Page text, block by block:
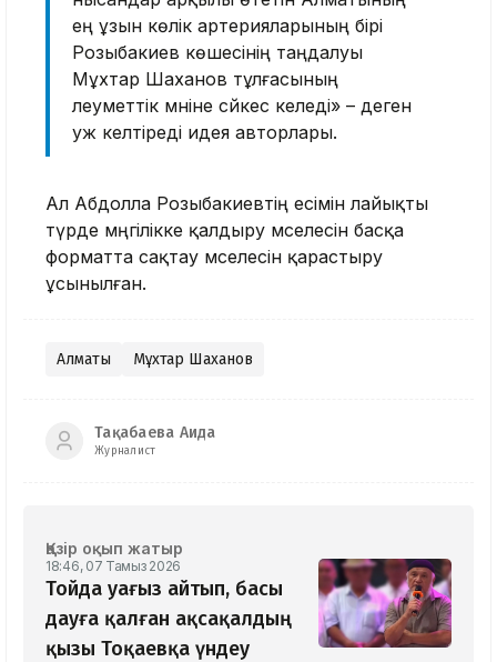
ең ұзын көлік артерияларының бірі
Розыбакиев көшесінің таңдалуы
Мұхтар Шаханов тұлғасының
әлеуметтік мәніне сәйкес келеді» – деген
уәж келтіреді идея авторлары.
Ал Абдолла Розыбакиевтің есімін лайықты
түрде мәңгілікке қалдыру мәселесін басқа
форматта сақтау мәселесін қарастыру
ұсынылған.
Алматы Мұхтар Шаханов
Тақабаева Аида
Журналист
Қазір оқып жатыр
18:46, 07 Тамыз 2026
Тойда уағыз айтып, басы
дауға қалған ақсақалдың
қызы Тоқаевқа үндеу